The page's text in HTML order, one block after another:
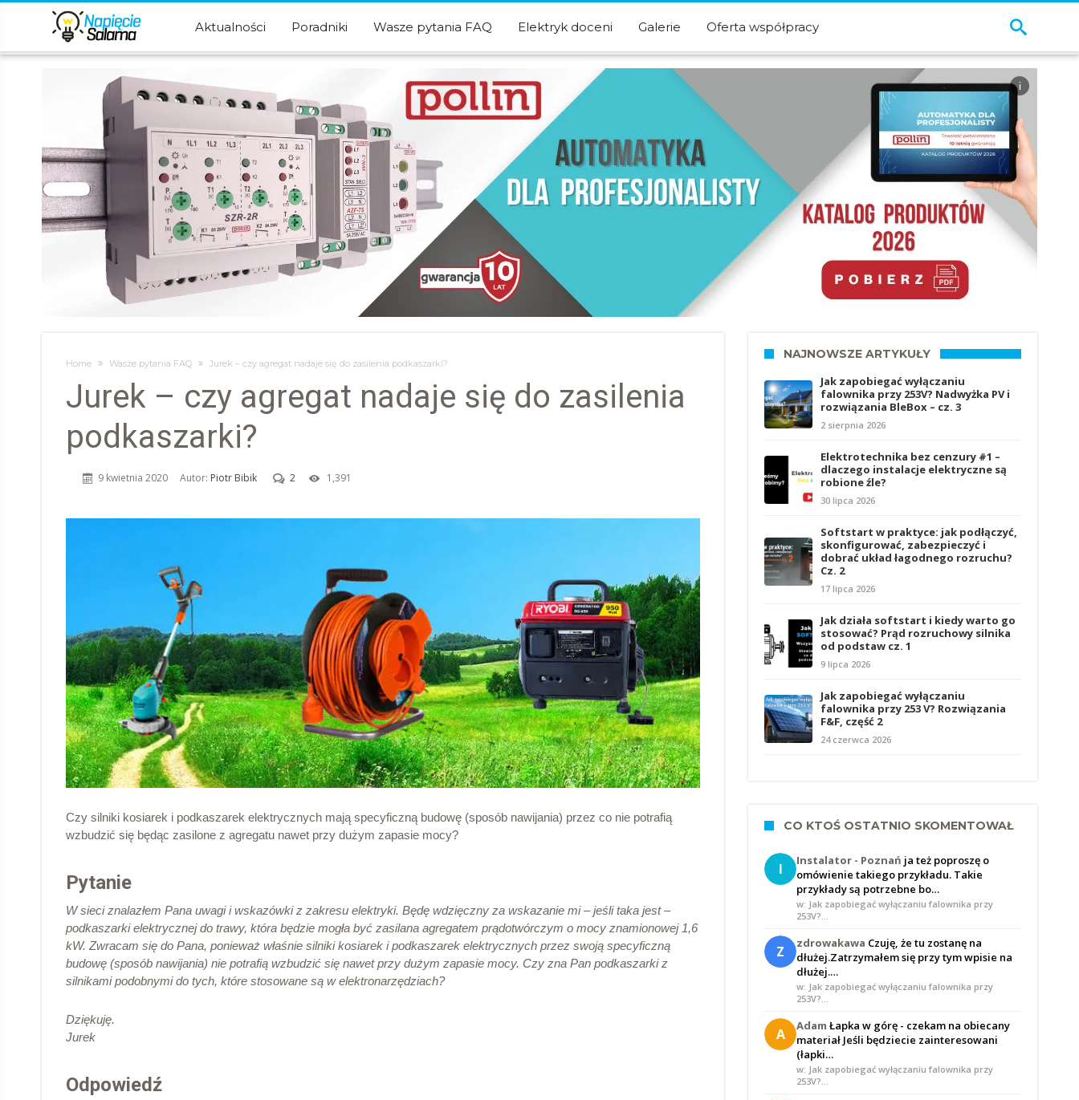
Aktualności Poradniki Wasze pytania FAQ Elektryk doceni Galerie Oferta współpracy
i
Home Wasze pytania FAQ Jurek – czy agregat nadaje się do zasilenia podkaszarki?
Jurek – czy agregat nadaje się do zasilenia
podkaszarki?
Autor: Piotr Bibik
9 kwietnia 2020 2 1,391
Czy silniki kosiarek i podkaszarek elektrycznych mają specyficzną budowę (sposób nawijania) przez co nie potrafią
wzbudzić się będąc zasilone z agregatu nawet przy dużym zapasie mocy?
Pytanie
W sieci znalazłem Pana uwagi i wskazówki z zakresu elektryki. Będę wdzięczny za wskazanie mi – jeśli taka jest –
podkaszarki elektrycznej do trawy, która będzie mogła być zasilana agregatem prądotwórczym o mocy znamionowej 1,6
kW. Zwracam się do Pana, ponieważ właśnie silniki kosiarek i podkaszarek elektrycznych przez swoją specyficzną
budowę (sposób nawijania) nie potrafią wzbudzić się nawet przy dużym zapasie mocy. Czy zna Pan podkaszarki z
silnikami podobnymi do tych, które stosowane są w elektronarzędziach?
Dziękuję.
Jurek
Odpowiedź
NAJNOWSZE ARTYKUŁY
Jak zapobiegać wyłączaniu
falownika przy 253V? Nadwyżka PV i
rozwiązania BleBox – cz. 3
2 sierpnia 2026
Elektrotechnika bez cenzury #1 –
dlaczego instalacje elektryczne są
robione źle?
30 lipca 2026
Softstart w praktyce: jak podłączyć,
skonfigurować, zabezpieczyć i
dobrać układ łagodnego rozruchu?
Cz. 2
17 lipca 2026
Jak działa softstart i kiedy warto go
stosować? Prąd rozruchowy silnika
od podstaw cz. 1
9 lipca 2026
Jak zapobiegać wyłączaniu
falownika przy 253 V? Rozwiązania
F&F, część 2
24 czerwca 2026
CO KTOŚ OSTATNIO SKOMENTOWAŁ
I Instalator - Poznań ja też poproszę o
omówienie takiego przykładu. Takie
przykłady są potrzebne bo…
w: Jak zapobiegać wyłączaniu falownika przy
253V?…
Z zdrowakawa Czuję, że tu zostanę na
dłużej.Zatrzymałem się przy tym wpisie na
dłużej.…
w: Jak zapobiegać wyłączaniu falownika przy
253V?…
A Adam Łapka w górę - czekam na obiecany
materiał Jeśli będziecie zainteresowani
(łapki…
w: Jak zapobiegać wyłączaniu falownika przy
253V?…